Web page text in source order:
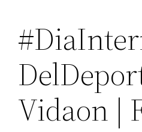
Vidaon |